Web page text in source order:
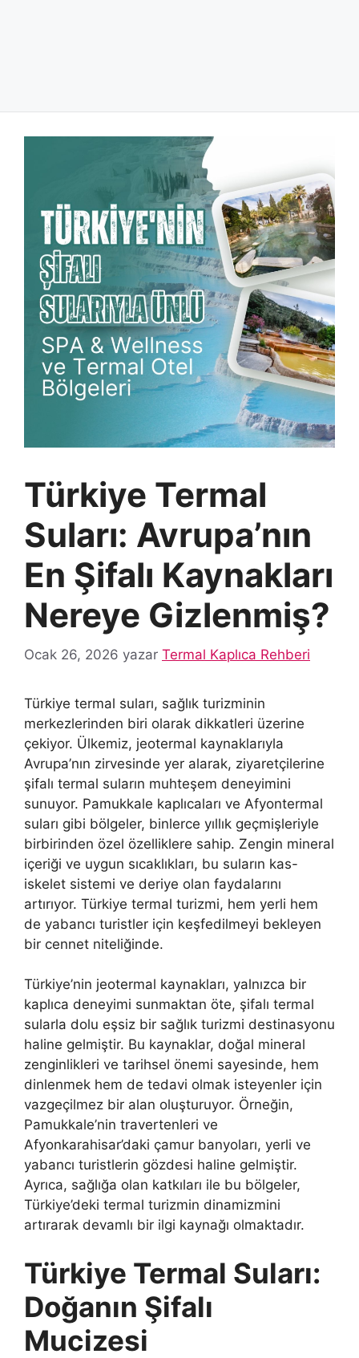
Türkiye Termal
Suları: Avrupa’nın
En Şifalı Kaynakları
Nereye Gizlenmiş?
Ocak 26, 2026 yazar Termal Kaplıca Rehberi
Türkiye termal suları, sağlık turizminin
merkezlerinden biri olarak dikkatleri üzerine
çekiyor. Ülkemiz, jeotermal kaynaklarıyla
Avrupa’nın zirvesinde yer alarak, ziyaretçilerine
şifalı termal suların muhteşem deneyimini
sunuyor. Pamukkale kaplıcaları ve Afyontermal
suları gibi bölgeler, binlerce yıllık geçmişleriyle
birbirinden özel özelliklere sahip. Zengin mineral
içeriği ve uygun sıcaklıkları, bu suların kas-
iskelet sistemi ve deriye olan faydalarını
artırıyor. Türkiye termal turizmi, hem yerli hem
de yabancı turistler için keşfedilmeyi bekleyen
bir cennet niteliğinde.
Türkiye’nin jeotermal kaynakları, yalnızca bir
kaplıca deneyimi sunmaktan öte, şifalı termal
sularla dolu eşsiz bir sağlık turizmi destinasyonu
haline gelmiştir. Bu kaynaklar, doğal mineral
zenginlikleri ve tarihsel önemi sayesinde, hem
dinlenmek hem de tedavi olmak isteyenler için
vazgeçilmez bir alan oluşturuyor. Örneğin,
Pamukkale’nin travertenleri ve
Afyonkarahisar’daki çamur banyoları, yerli ve
yabancı turistlerin gözdesi haline gelmiştir.
Ayrıca, sağlığa olan katkıları ile bu bölgeler,
Türkiye’deki termal turizmin dinamizmini
artırarak devamlı bir ilgi kaynağı olmaktadır.
Türkiye Termal Suları:
Doğanın Şifalı
Mucizesi